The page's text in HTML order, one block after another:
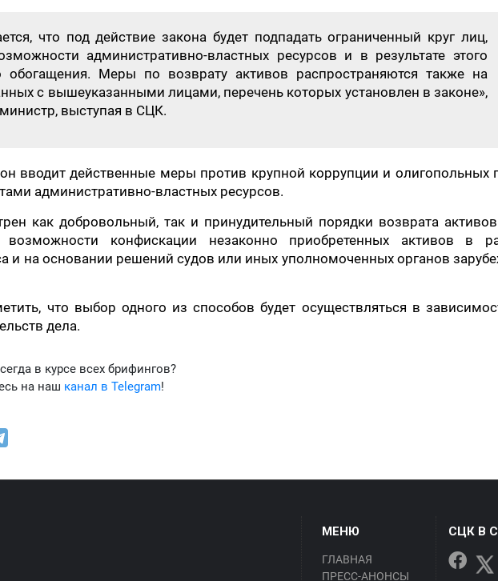
что под действие закона будет подпадать ограниченный круг лиц,
административно-властных ресурсов и в результате этого
обогащения. Меры по возврату активов распространяются также на
с вышеуказанными лицами, перечень которых установлен в законе»,
выступая в СЦК.
вводит действенные меры против крупной коррупции и олигопольных
административно-властных ресурсов.
как добровольный, так и принудительный порядки возврата
возможности конфискации незаконно приобретенных активов в
и на основании решений судов или иных уполномоченных органов
что выбор одного из способов будет осуществляться в
дела.
в курсе всех брифингов?
на наш канал в Telegram!
МЕНЮ
ГЛАВНАЯ
ПРЕСС-АНОНСЫ
СЦК В